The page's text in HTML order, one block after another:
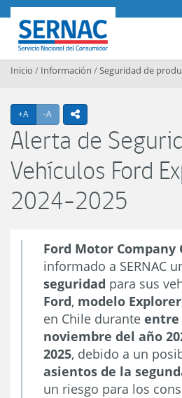
Contenido principal
SERNAC
Inicio / Información /Seguridad de
+A Agrandar texto
-A Achicar textoicono
Alerta de
Vehículos Ford
2024-2025
Ford Motor Company
informado a SERNAC
seguridad para sus
Ford, modelo
en Chile durante entre
noviembre del año
2025, debido a un
asientos de la
un riesgo para los